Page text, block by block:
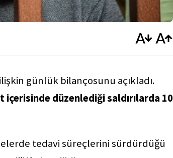
günlük bilançosunu açıkladı.
düzenlediği saldırılarda 10
tedavi süreçlerini sürdürdüğü